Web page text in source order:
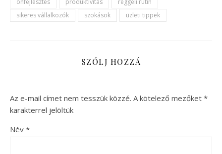
önfejlesztés
produktivitás
reggeli rutin
sikeres vállalkozók
szokások üzleti tippek
SZÓLJ HOZZÁ
Az e-mail címet nem tesszük közzé. A kötelező mezőket *
karakterrel jelöltük
Név *